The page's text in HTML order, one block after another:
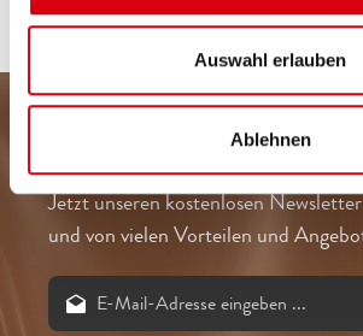
Auswahl erlauben
Ablehnen
ZEIT FÜR
Jetzt unseren kostenlosen
und von vielen Vorteilen und